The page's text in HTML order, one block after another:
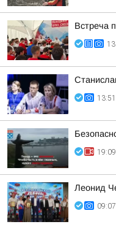
Встреча
13:51
19:09
Леонид
09:07